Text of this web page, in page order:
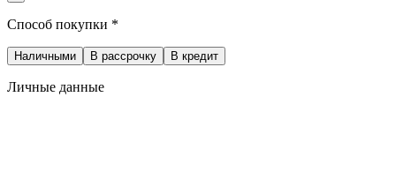
Способ покупки *
Наличными В рассрочку В кредит
Личные данные